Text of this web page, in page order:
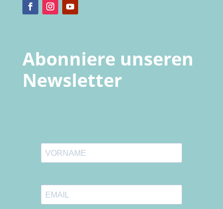
Abonniere unseren
Newsletter